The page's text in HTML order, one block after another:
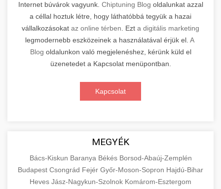
Internet búvárok vagyunk. Chiptuning Blog oldalunkat azzal
a céllal hoztuk létre, hogy láthatóbbá tegyük a hazai
vállalkozásokat az online térben . Ezt a digitális marketing
legmodernebb eszközeinek a használatával érjük el. A
Blog oldalunkon való megjelenéshez, kérünk küld el
üzenetedet a Kapcsolat menüpontban.
Kapcsolat
MEGYÉK
Bács-Kiskun Baranya Békés Borsod-Abaúj-Zemplén
Budapest Csongrád Fejér Győr-Moson-Sopron Hajdú-Bihar
Heves Jász-Nagykun-Szolnok Komárom-Esztergom